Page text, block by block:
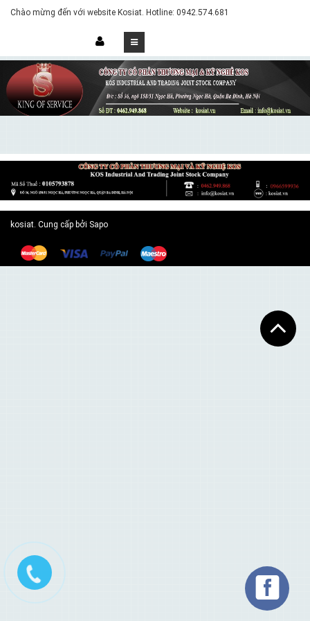
Chào mừng đến với website Kosiat. Hotline: 0942.574.681
kosiat. Cung cấp bởi Sapo